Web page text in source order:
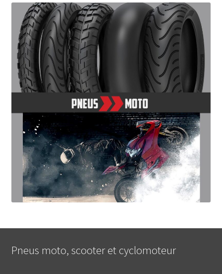
Pneus moto, scooter et cyclomoteur